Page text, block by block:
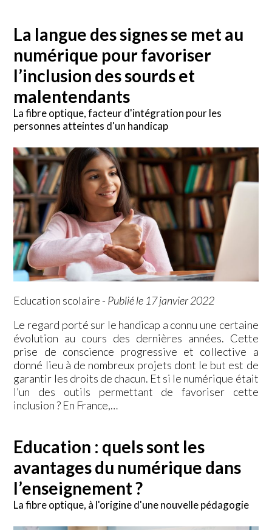
La langue des signes se met au
numérique pour favoriser
l’inclusion des sourds et
malentendants
La fibre optique, facteur d'intégration pour les
personnes atteintes d'un handicap
Education scolaire - Publié le 17 janvier 2022
Le regard porté sur le handicap a connu une certaine
évolution au cours des dernières années. Cette
prise de conscience progressive et collective a
donné lieu à de nombreux projets dont le but est de
garantir les droits de chacun. Et si le numérique était
l’un des outils permettant de favoriser cette
inclusion ? En France,…
Education : quels sont les
avantages du numérique dans
l’enseignement ?
La fibre optique, à l'origine d'une nouvelle pédagogie